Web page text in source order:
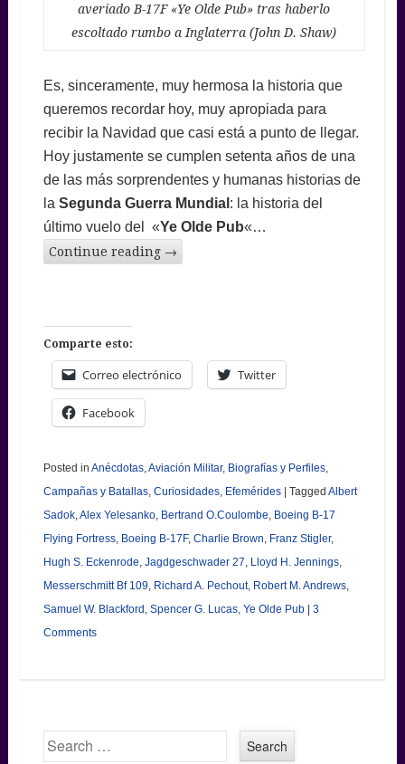
averiado B-17F «Ye Olde Pub» tras haberlo
escoltado rumbo a Inglaterra (John D. Shaw)
Es, sinceramente, muy hermosa la historia que
queremos recordar hoy, muy apropiada para
recibir la Navidad que casi está a punto de llegar.
Hoy justamente se cumplen setenta años de una
de las más sorprendentes y humanas historias de
la Segunda Guerra Mundial : la historia del
último vuelo del «Ye Olde Pub«…
Continue reading →
Comparte esto:
Correo electrónico Twitter
Facebook
Posted in Anécdotas,Aviación Militar, Biografías y Perfiles,
Campañas y Batallas, Curiosidades, Efemérides Tagged Albert
Sadok,Alex Yelesanko, Bertrand O.Coulombe, Boeing B-17
Flying Fortress, Boeing B-17F, Charlie Brown, Franz Stigler,
Hugh S. Eckenrode, Jagdgeschwader 27, Lloyd H. Jennings,
Messerschmitt Bf 109, Richard A. Pechout, Robert M. Andrews,
Samuel W. Blackford , Spencer G. Lucas, Ye Olde Pub
3
Comments
Search